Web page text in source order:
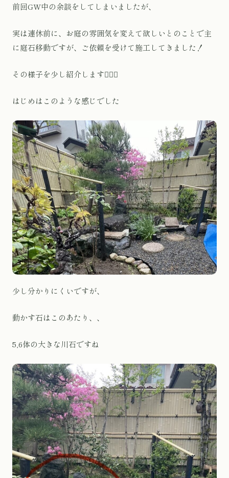
前回GW中の余談をしてしまいましたが、
実は連休前に、お庭の雰囲気を変えて欲しいとのことで主
に庭石移動ですが、ご依頼を受けて施工してきました！
その様子を少し紹介します🙇🏻‍♂️
はじめはこのような感じでした
少し分かりにくいですが、
動かす石はこのあたり、、
5,6体の大きな川石ですね